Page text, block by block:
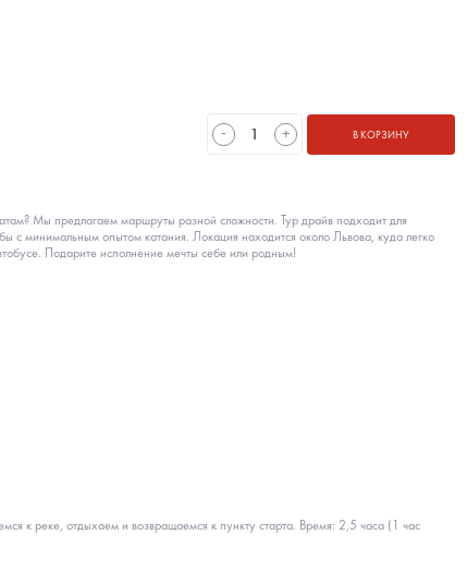
- + В КОРЗИНУ
Мы предлагаем маршруты разной сложности. Тур драйв подходит для
с минимальным опытом катания. Локация находится около Львова, куда легко
Подарите исполнение мечты себе или родным!
к реке, отдыхаем и возвращаемся к пункту старта. Время: 2,5 часа (1 час